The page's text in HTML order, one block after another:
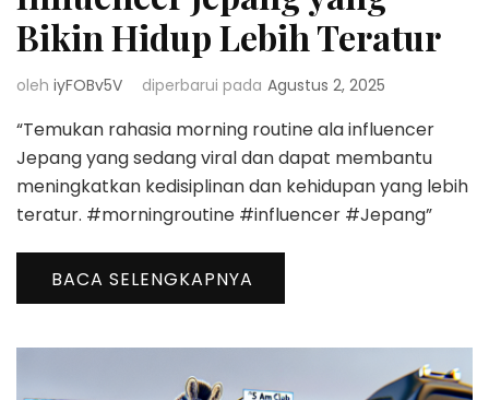
Bikin Hidup Lebih Teratur
oleh iyFOBv5V diperbarui pada Agustus 2, 2025
“Temukan rahasia morning routine ala influencer
Jepang yang sedang viral dan dapat membantu
meningkatkan kedisiplinan dan kehidupan yang lebih
teratur. #morningroutine #influencer #Jepang”
BACA SELENGKAPNYA